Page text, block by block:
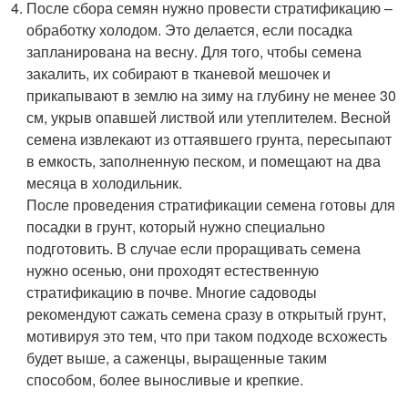
После сбора семян нужно провести стратификацию –
обработку холодом. Это делается, если посадка
запланирована на весну. Для того, чтобы семена
закалить, их собирают в тканевой мешочек и
прикапывают в землю на зиму на глубину не менее 30
см, укрыв опавшей листвой или утеплителем. Весной
семена извлекают из оттаявшего грунта, пересыпают
в емкость, заполненную песком, и помещают на два
месяца в холодильник.
После проведения стратификации семена готовы для
посадки в грунт, который нужно специально
подготовить. В случае если проращивать семена
нужно осенью, они проходят естественную
стратификацию в почве. Многие садоводы
рекомендуют сажать семена сразу в открытый грунт,
мотивируя это тем, что при таком подходе всхожесть
будет выше, а саженцы, выращенные таким
способом, более выносливые и крепкие.